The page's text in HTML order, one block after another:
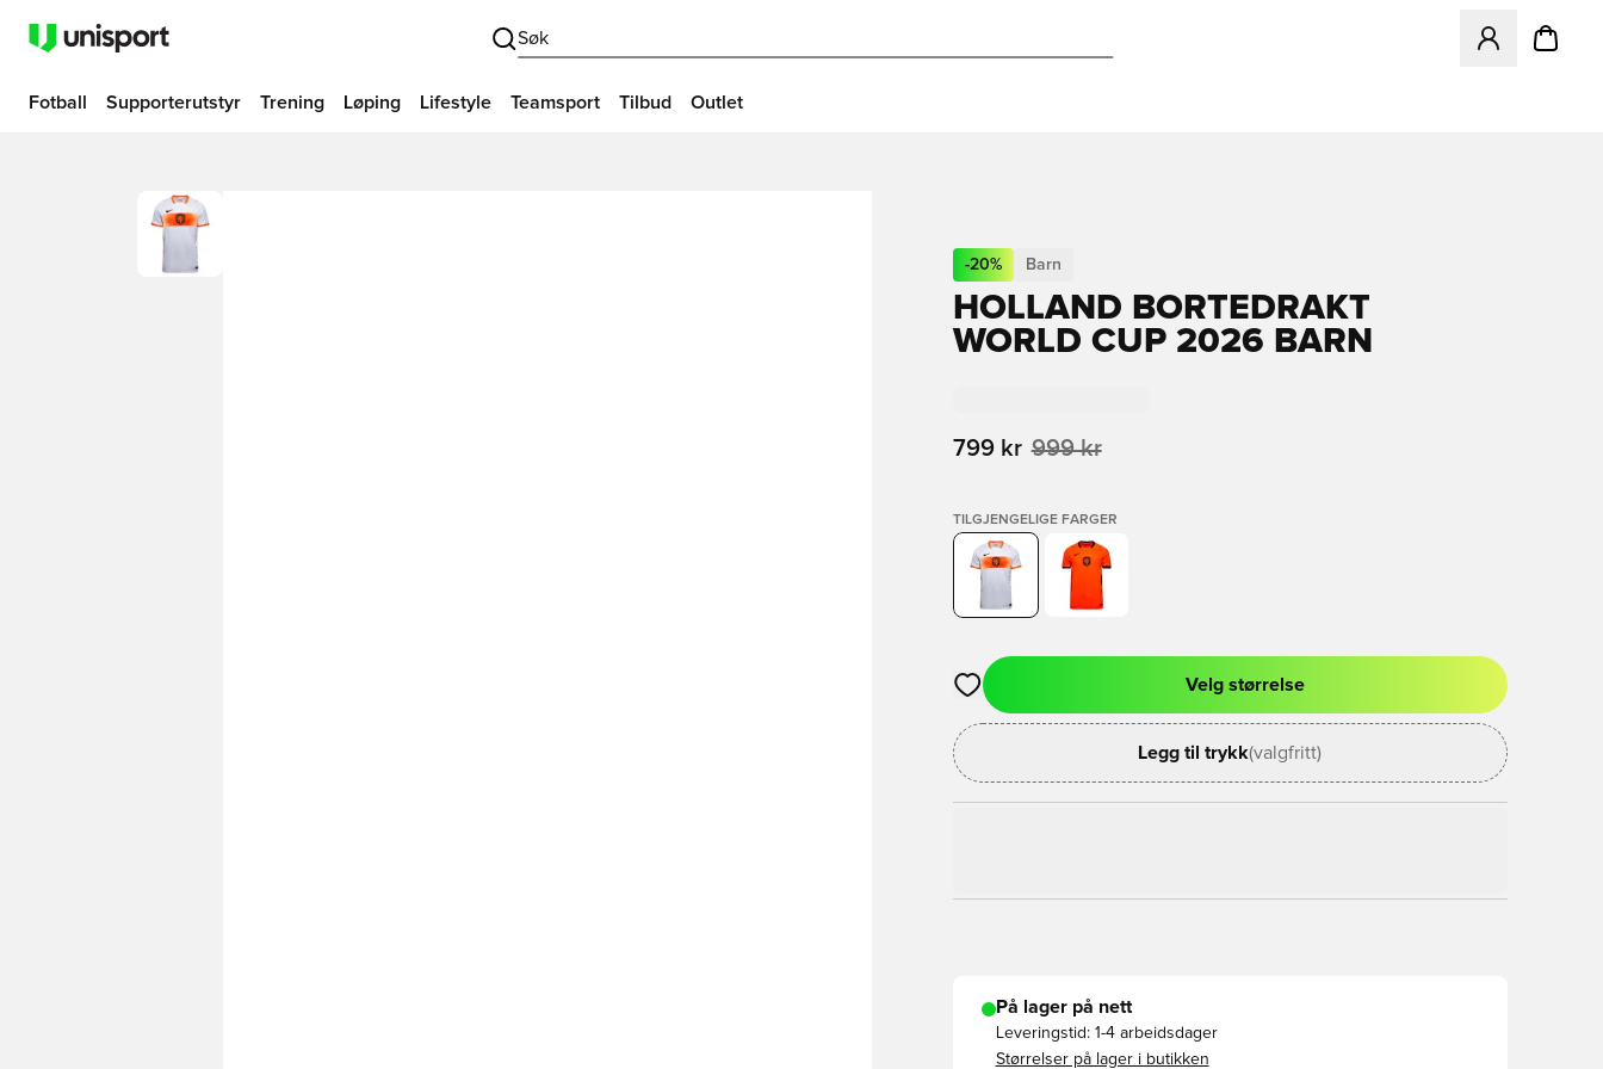
Søk
Åpner en
Fotball Supporterutstyr Trening Løping Lifestyle Teamsport Tilbud Outlet
-20% Barn
HOLLAND BORTEDRAKT
WORLD CUP 2026 BARN
799 kr 999 kr
TILGJENGELIGE FARGER
Åpner en Modal for å logge inn eller registrere deg som medlem
Velg størrelse
Legg til trykk(valgfritt)
På lager på nett
Leveringstid: 1-4 arbeidsdager
Størrelser på lager i butikken